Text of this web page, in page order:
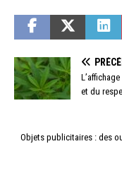
et du
Objets publicitaires : des